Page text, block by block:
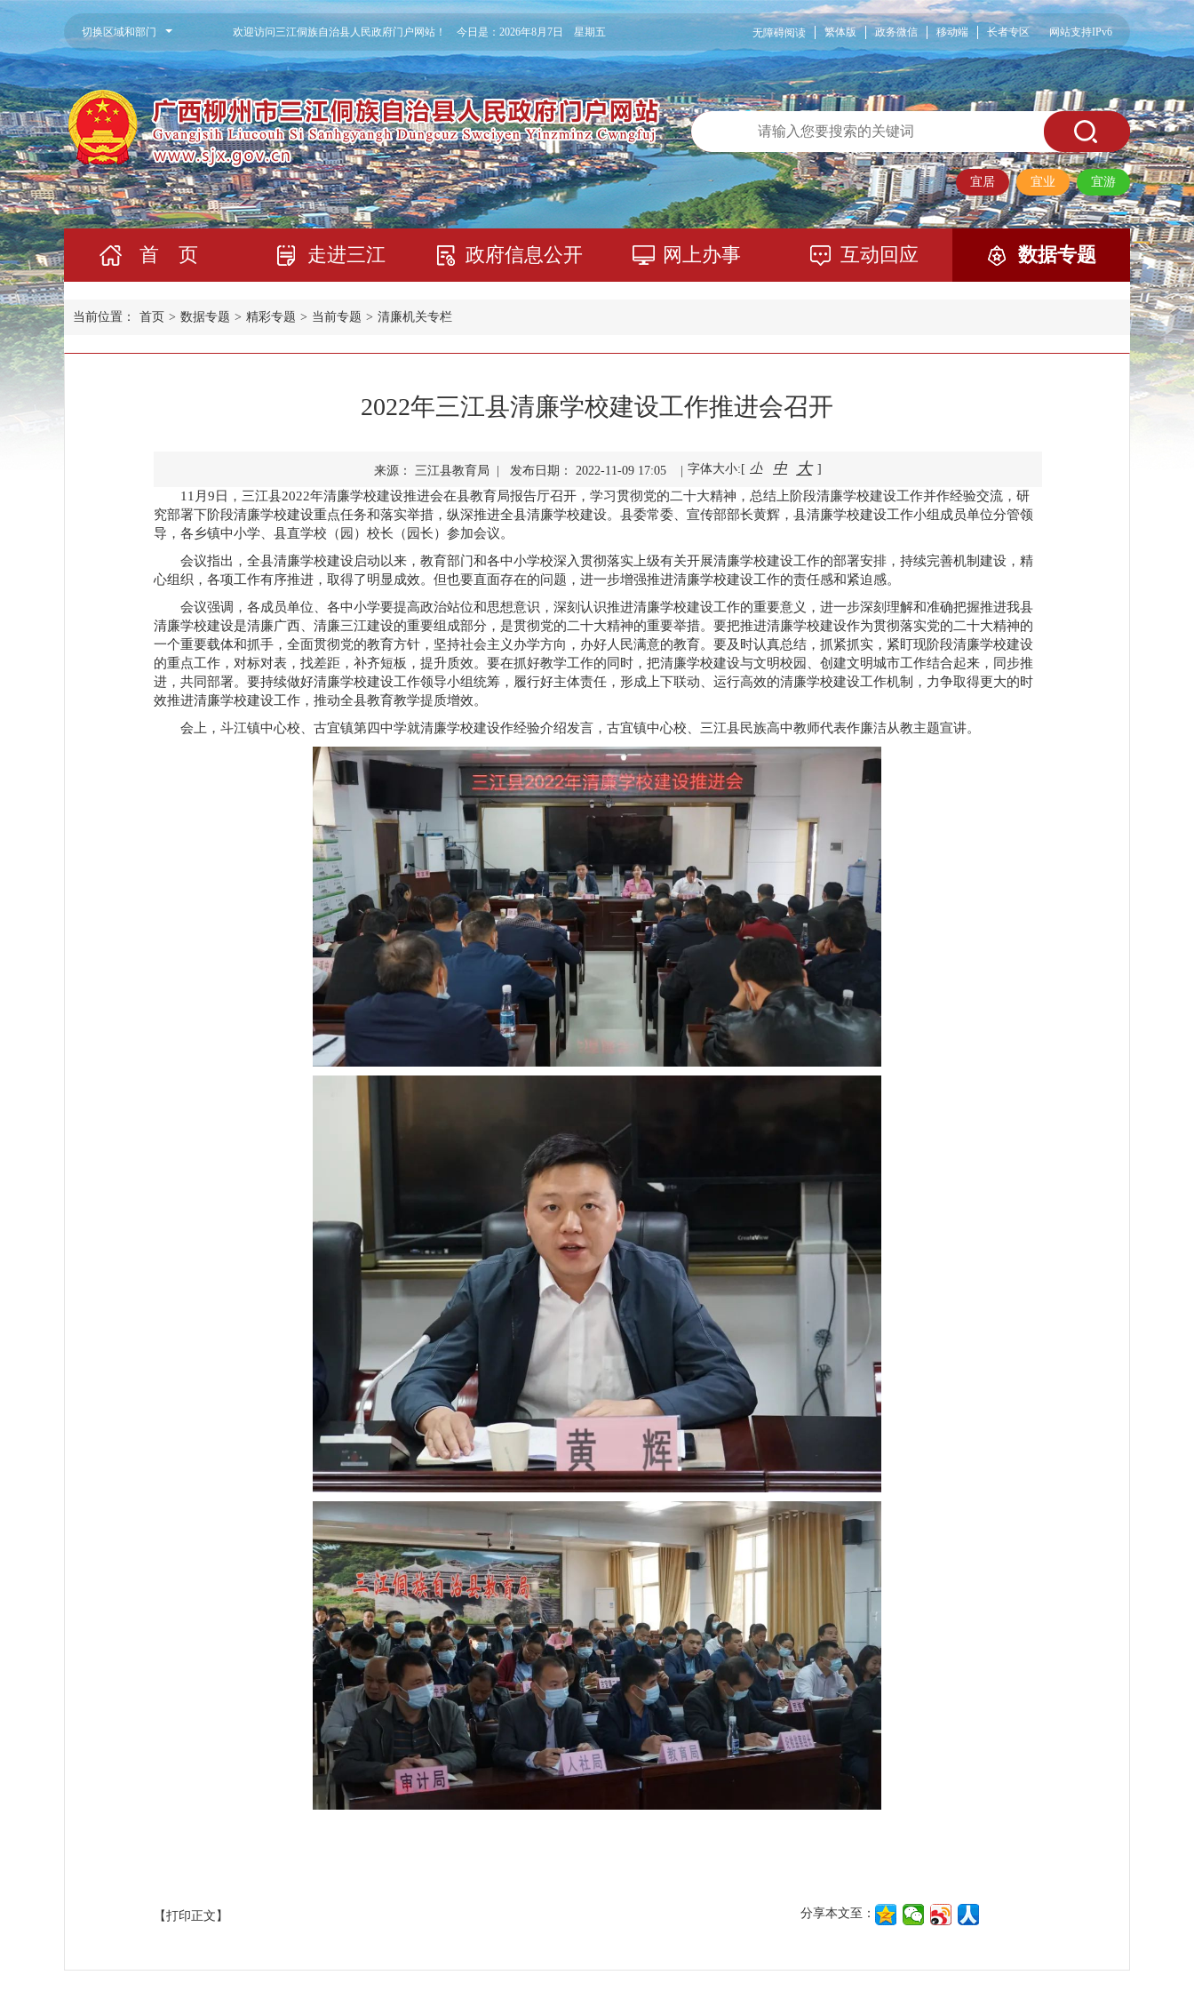
切换区域和部门 网站支持IPv6
无障碍阅读 繁体版 政务微信 移动端 长者专区
欢迎访问三江侗族自治县人民政府门户网站！ 今日是： 2026年8月7日 星期五
宜居 宜业 宜游
首 页 走进三江 政府信息公开 网上办事 互动回应 数据专题
当前位置： 首页 > 数据专题 > 精彩专题 > 当前专题 > 清廉机关专栏
2022年三江县清廉学校建设工作推进会召开
来源： 三江县教育局 | 发布日期： 2022-11-09 17:05 | 字体大小:[ 小 中 大 ]
11月9日 ，三江县2022年清廉学校建设推进会在县教育局报告厅召开，学习贯彻党的二十大精神，总结上阶段清廉学校建设工作并作经验交流，研
究部署下阶段清廉学校建设重点任务和落实举措，纵深推进全县清廉学校建设。县委常委、宣传部部长黄辉，县清廉学校建设工作小组成员单位分管领
导，各乡镇中小学、县直学校（园）校长（园长）参加会议。
会议指出，全县清廉学校建设启动以来，教育部门和各中小学校深入贯彻落实上级有关开展清廉学校建设工作的部署安排，持续完善机制建设，精
心组织，各项工作有序推进，取得了明显成效。但也要直面存在的问题，进一步增强推进清廉学校建设工作的责任感和紧迫感。
会议强调，各成员单位、各中小学要提高政治站位和思想意识，深刻认识推进清廉学校建设工作的重要意义，进一步深刻理解和准确把握推进我县
清廉学校建设是清廉广西、清廉三江建设的重要组成部分，是贯彻党的二十大精神的重要举措。要把推进清廉学校建设作为贯彻落实党的二十大精神的
一个重要载体和抓手，全面贯彻党的教育方针，坚持社会主义办学方向，办好人民满意的教育。要及时认真总结，抓紧抓实，紧盯现阶段清廉学校建设
的重点工作，对标对表，找差距，补齐短板，提升质效。要在抓好教学工作的同时，把清廉学校建设与文明校园、创建文明城市工作结合起来，同步推
进，共同部署。要持续做好清廉学校建设工作领导小组统筹，履行好主体责任，形成上下联动、运行高效的清廉学校建设工作机制，力争取得更大的时
效推进清廉学校建设工作，推动全县教育教学提质增效。
会上，斗江镇中心校、古宜镇第四中学就清廉学校建设作经验介绍发言，古宜镇中心校、三江县民族高中教师代表作廉洁从教主题宣讲。
【打印正文】 分享本文至：